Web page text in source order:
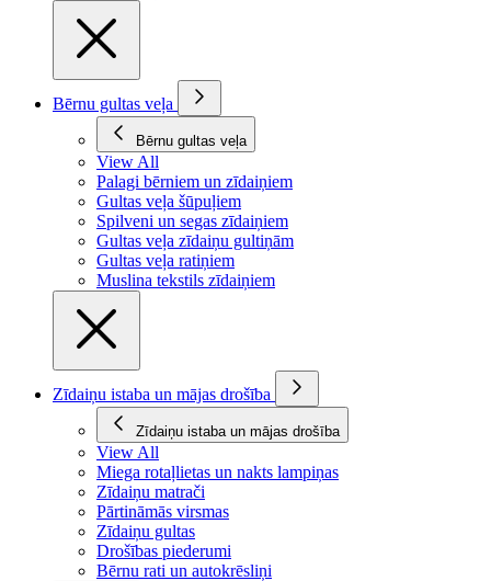
Bērnu gultas veļa
Bērnu gultas veļa
View All
Palagi bērniem un zīdaiņiem
Gultas veļa šūpuļiem
Spilveni un segas zīdaiņiem
Gultas veļa zīdaiņu gultiņām
Gultas veļa ratiņiem
Muslina tekstils zīdaiņiem
Zīdaiņu istaba un mājas drošība
Zīdaiņu istaba un mājas drošība
View All
Miega rotaļlietas un nakts lampiņas
Zīdaiņu matrači
Pārtināmās virsmas
Zīdaiņu gultas
Drošības piederumi
Bērnu rati un autokrēsliņi